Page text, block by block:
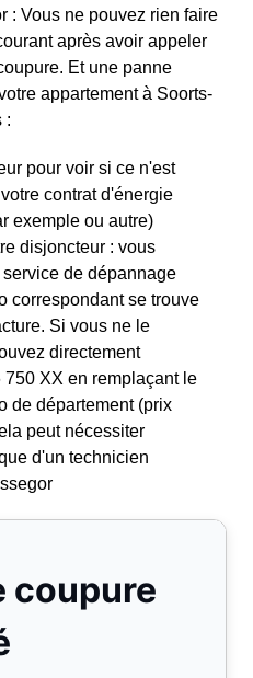
: Vous ne pouvez rien faire
après avoir appeler
Et une panne
appartement à Soorts-
:
pour voir si ce n'est
contrat d'énergie
exemple ou autre)
disjoncteur : vous
de dépannage
correspondant se trouve
Si vous ne le
directement
XX en remplaçant le
de département (prix
peut nécessiter
d'un technicien